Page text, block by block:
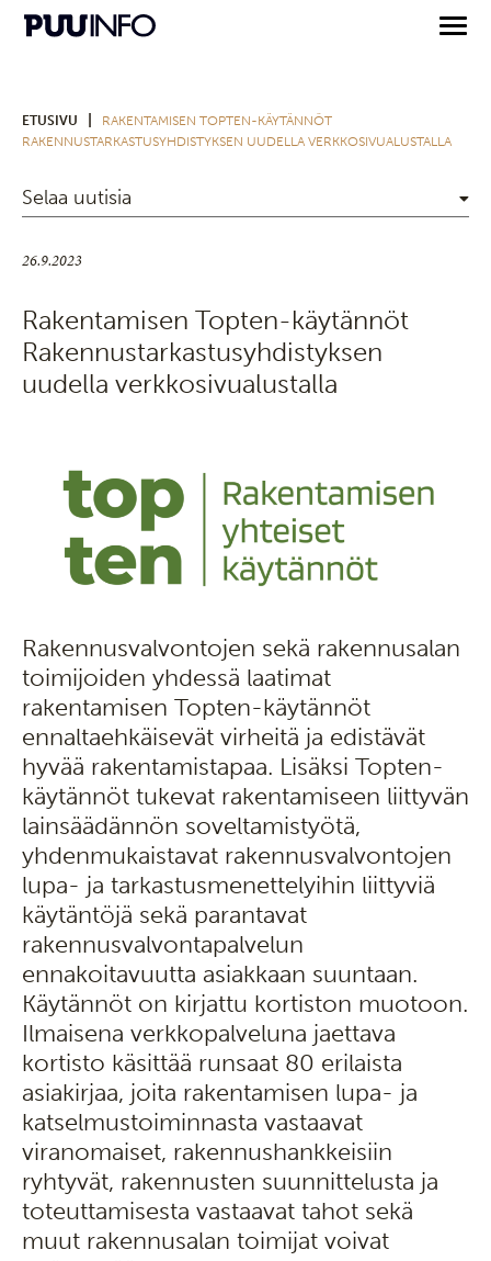
ETUSIVU
RAKENTAMISEN TOPTEN-KÄYTÄNNÖT
RAKENNUSTARKASTUSYHDISTYKSEN UUDELLA VERKKOSIVUALUSTALLA
Selaa uutisia
26.9.2023
Rakentamisen Topten-käytännöt
Rakennustarkastusyhdistyksen
uudella verkkosivualustalla
Rakennusvalvontojen sekä rakennusalan
toimijoiden yhdessä laatimat
rakentamisen Topten-käytännöt
ennaltaehkäisevät virheitä ja edistävät
hyvää rakentamistapaa. Lisäksi Topten-
käytännöt tukevat rakentamiseen liittyvän
lainsäädännön soveltamistyötä,
yhdenmukaistavat rakennusvalvontojen
lupa- ja tarkastusmenettelyihin liittyviä
käytäntöjä sekä parantavat
rakennusvalvontapalvelun
ennakoitavuutta asiakkaan suuntaan.
Käytännöt on kirjattu kortiston muotoon.
Ilmaisena verkkopalveluna jaettava
kortisto käsittää runsaat 80 erilaista
asiakirjaa, joita rakentamisen lupa- ja
katselmustoiminnasta vastaavat
viranomaiset, rakennushankkeisiin
ryhtyvät, rakennusten suunnittelusta ja
toteuttamisesta vastaavat tahot sekä
muut rakennusalan toimijat voivat